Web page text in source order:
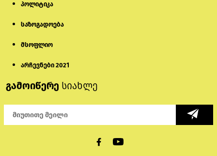
პოლიტიკა
საზოგადოება
მსოფლიო
არჩევნები 2021
გამოიწერე სიახლე